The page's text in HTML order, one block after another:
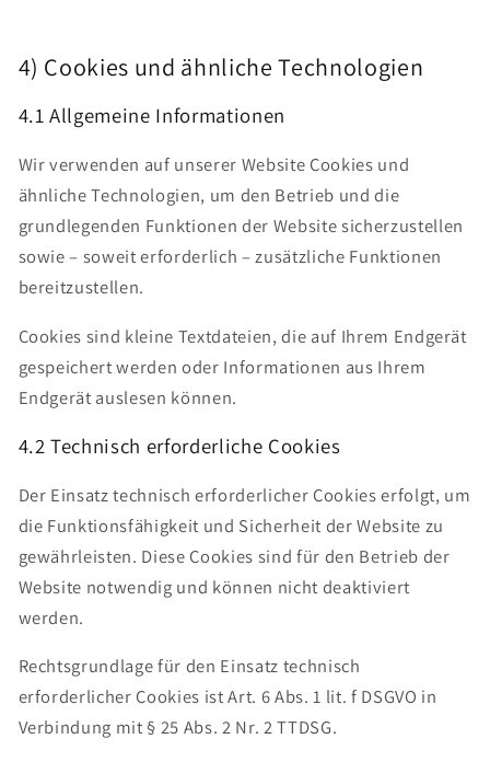
4) Cookies und ähnliche Technologien
4.1 Allgemeine Informationen
Wir verwenden auf unserer Website Cookies und
ähnliche Technologien, um den Betrieb und die
grundlegenden Funktionen der Website sicherzustellen
sowie – soweit erforderlich – zusätzliche Funktionen
bereitzustellen.
Cookies sind kleine Textdateien, die auf Ihrem Endgerät
gespeichert werden oder Informationen aus Ihrem
Endgerät auslesen können.
4.2 Technisch erforderliche Cookies
Der Einsatz technisch erforderlicher Cookies erfolgt, um
die Funktionsfähigkeit und Sicherheit der Website zu
gewährleisten. Diese Cookies sind für den Betrieb der
Website notwendig und können nicht deaktiviert
werden.
Rechtsgrundlage für den Einsatz technisch
erforderlicher Cookies ist Art. 6 Abs. 1 lit. f DSGVO in
Verbindung mit § 25 Abs. 2 Nr. 2 TTDSG.